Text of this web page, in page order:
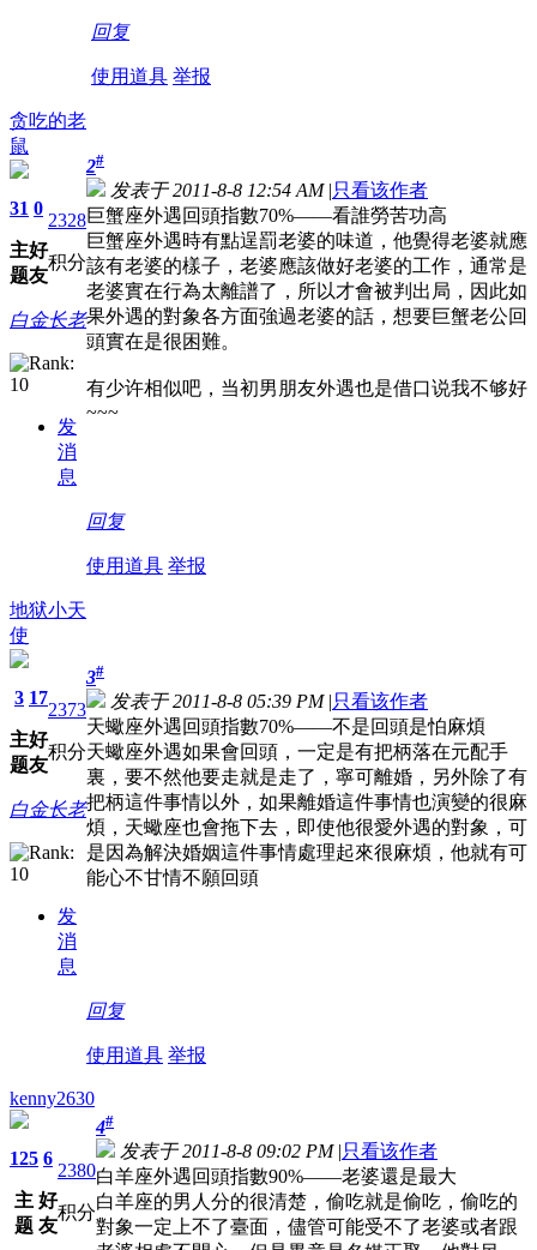
回复
使用道具 举报
贪吃的老
鼠
31
主
题
0
好
友
2328
积分
白金长老
发
消
息
2#
发表于 2011-8-8 12:54 AM |只看该作者
巨蟹座外遇回頭指數70%——看誰勞苦功高
巨蟹座外遇時有點逞罰老婆的味道，他覺得老婆就應
該有老婆的樣子，老婆應該做好老婆的工作，通常是
老婆實在行為太離譜了，所以才會被判出局，因此如
果外遇的對象各方面強過老婆的話，想要巨蟹老公回
頭實在是很困難。
有少许相似吧，当初男朋友外遇也是借口说我不够好
~~~
回复
使用道具 举报
地狱小天
使
3
主
题
17
好
友
2373
积分
白金长老
发
消
息
3#
发表于 2011-8-8 05:39 PM |只看该作者
天蠍座外遇回頭指數70%——不是回頭是怕麻煩
天蠍座外遇如果會回頭，一定是有把柄落在元配手
裏，要不然他要走就是走了，寧可離婚，另外除了有
把柄這件事情以外，如果離婚這件事情也演變的很麻
煩，天蠍座也會拖下去，即使他很愛外遇的對象，可
是因為解決婚姻這件事情處理起來很麻煩，他就有可
能心不甘情不願回頭
回复
使用道具 举报
kenny2630
125
主
题
6
好
友
2380
积分
4#
发表于 2011-8-8 09:02 PM |只看该作者
白羊座外遇回頭指數90%——老婆還是最大
白羊座的男人分的很清楚，偷吃就是偷吃，偷吃的
對象一定上不了臺面，儘管可能受不了老婆或者跟